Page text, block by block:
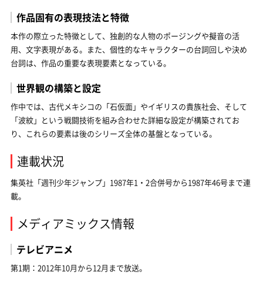
作品固有の表現技法と特徴
本作の際立った特徴として、独創的な人物のポージングや擬音の活
用、文字表現がある。また、個性的なキャラクターの台詞回しや決め
台詞は、作品の重要な表現要素となっている。
世界観の構築と設定
作中では、古代メキシコの「石仮面」やイギリスの貴族社会、そして
「波紋」という戦闘技術を組み合わせた詳細な設定が構築されてお
り、これらの要素は後のシリーズ全体の基盤となっている。
連載状況
集英社「週刊少年ジャンプ」1987年1・2合併号から1987年46号まで連
載。
メディアミックス情報
テレビアニメ
第1期：2012年10月から12月まで放送。